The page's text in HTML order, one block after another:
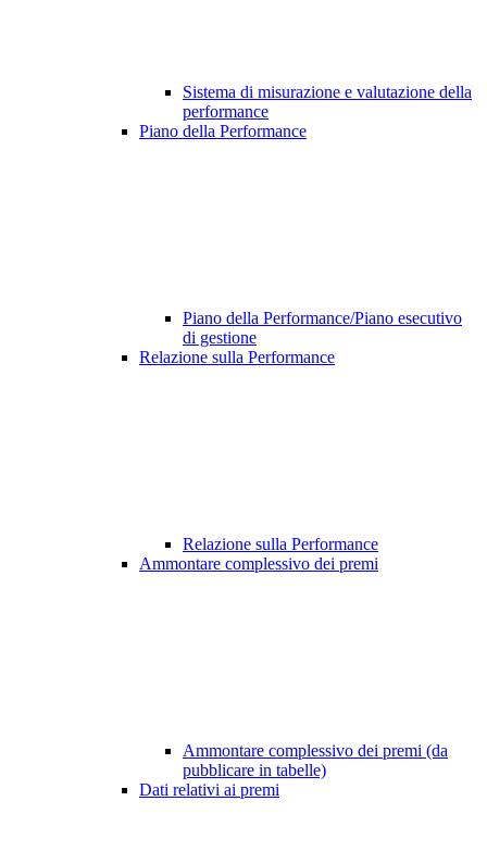
Sistema di misurazione e valutazione della
performance
Piano della Performance
Piano della Performance/Piano esecutivo
di gestione
Relazione sulla Performance
Relazione sulla Performance
Ammontare complessivo dei premi
Ammontare complessivo dei premi (da
pubblicare in tabelle)
Dati relativi ai premi